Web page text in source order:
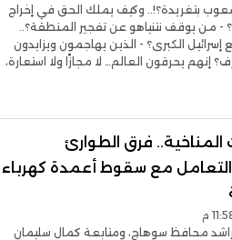
بتغريدة؟!.. وكيف يملك الحق في إخراج
- من يوقف نتنياهو عن تفجير المنطقة؟..
الكبرى؟ - الذين يهاجمون ويزايدون
يحرقون العالم… لا مجازًا ولا استعارة،
المناخية.. فرق الطوارئ
مع سقوط أعمدة كهرباء
راشد محافظ سوهاج، ومتابعة كمال سليمان